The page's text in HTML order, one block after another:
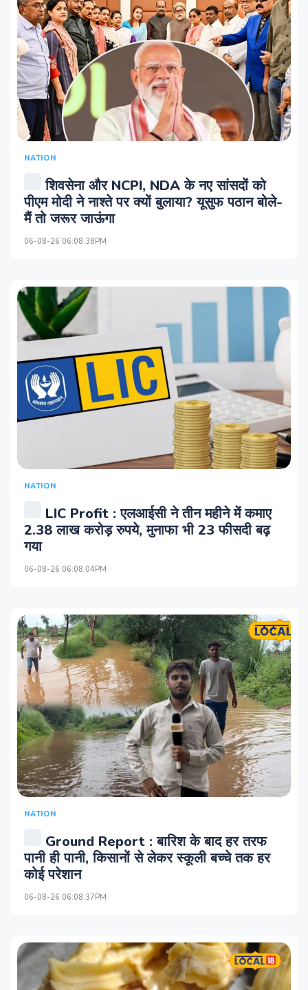
NATION
शिवसेना और NCPI, NDA के नए सांसदों को
पीएम मोदी ने नाश्ते पर क्यों बुलाया? यूसुफ पठान बोले-
मैं तो जरूर जाऊंगा
06-08-26 06:08:38PM
NATION
LIC Profit : एलआईसी ने तीन महीने में कमाए
2.38 लाख करोड़ रुपये, मुनाफा भी 23 फीसदी बढ़
गया
06-08-26 06:08:04PM
NATION
Ground Report : बारिश के बाद हर तरफ
पानी ही पानी, किसानों से लेकर स्कूली बच्चे तक हर
कोई परेशान
06-08-26 06:08:37PM